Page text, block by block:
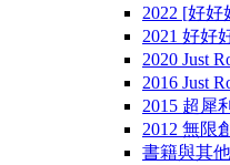
2022 [好
2021 好好
2020 Just
2016 Just
2015 超犀
2012 無限
書籍與其